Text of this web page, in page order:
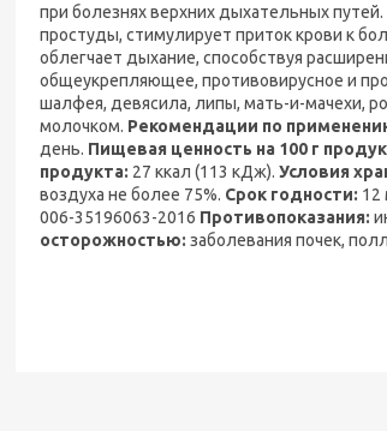
при болезнях верхних дыхательных
простуды, стимулирует приток крови к
облегчает дыхание, способствуя
общеукрепляющее, противовирусное и
шалфея, девясила, липы, мать-и-мачехи,
молочком. Рекомендации по
день. Пищевая ценность на 100 г
продукта: 27 ккал (113 кДж). Условия
воздуха не более 75%. Срок годности: 12
006-35196063-2016 Противопоказания:
осторожностью: заболевания почек,